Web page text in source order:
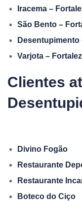
Iracema –
São Bento –
Desentupimento
Varjota –
Clientes
Divino Fogão
Restaurante
Restaurante
Boteco do Ciço